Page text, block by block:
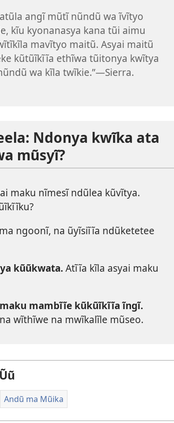
angĩ mũtĩ nũndũ wa ĩvĩtyo
kĩu kyonanasya kana tũi aimu
mavĩtyo maitũ. Asyai maitũ
kũtũĩkĩĩa ethĩwa tũitonya kwĩtya
wa kĩla twĩkie.”—Sierra.
Ndonya kwĩka ata
mũsyĩ?
maku nĩmesĩ ndũlea kũvĩtya.
ngoonĩ, na ũyĩsiĩĩa ndũketetee
kũũkwata.Atĩĩa kĩla asyai maku
mambĩĩe kũkũĩkĩĩa ĩngĩ.
wĩthĩwe na mwĩkalĩle mũseo.
Andũ ma Mũika